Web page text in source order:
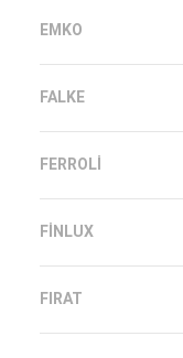
EMKO
FALKE
FERROLI
FINLUX
FIRAT